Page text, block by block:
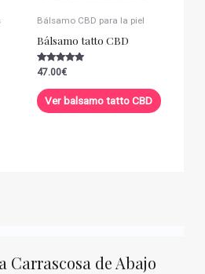
Bálsamo CBD para la piel
Bálsamo tatto CBD
Valorado con
de 5
47.00€
Ver balsamo tatto CBD
Carrascosa de Abajo